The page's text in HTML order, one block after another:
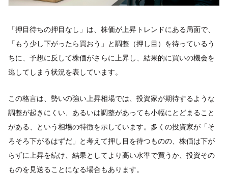
「押目待ちの押目なし」は、株価が上昇トレンドにある局面で、
「もう少し下がったら買おう」と調整（押し目）を待っているう
ちに、予想に反して株価がさらに上昇し、結果的に買いの機会を
逃してしまう状況を表しています。
この格言は、勢いの強い上昇相場では、投資家が期待するような
調整が起きにくい、あるいは調整があっても小幅にとどまること
がある、という相場の特徴を示しています。多くの投資家が「そ
ろそろ下がるはずだ」と考えて押し目を待つものの、株価は下が
らずに上昇を続け、結果としてより高い水準で買うか、投資その
ものを見送ることになる場合もあります。